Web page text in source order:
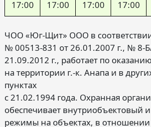
17:00
17:00
17:00
17:00
ЧОО «Юг-Щит» ООО в
№ 00513-831 от 26.01.2007 г., № 8-
21.09.2012 г., работает по
на территории г.-к. Анапа и в
пунктах
с 21.02.1994 года. Охранная
обеспечивает внутриобъектовый
режимы на объектах, в